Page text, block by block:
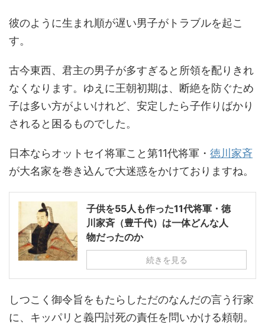
彼のように生まれ順が遅い男子がトラブルを起こ
す。
古今東西、君主の男子が多すぎると所領を配りきれ
なくなります。ゆえに王朝初期は、断絶を防ぐため
子は多い方がよいけれど、安定したら子作りばかり
されると困るものでした。
日本ならオットセイ将軍こと第11代将軍・ 徳川家斉
が大名家を巻き込んで大迷惑をかけておりますね。
子供を55人も作った11代将軍・徳
川家斉（豊千代）は一体どんな人
物だったのか
続きを見る
しつこく御令旨をもたらしただのなんだの言う行家
に、キッパリと義円討死の責任を問いかける頼朝。